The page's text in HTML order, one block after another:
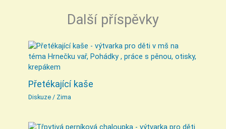
Další příspěvky
Přetékající kaše
Diskuze / Zima